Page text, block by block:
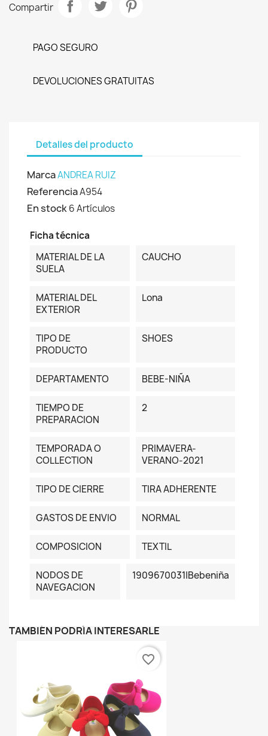
Compartir
PAGO SEGURO
DEVOLUCIONES GRATUITAS
Detalles del producto
MarcaANDREA RUIZ
ReferenciaA954
En stock6 Artículos
Ficha técnica
MATERIAL DE LA
SUELA
CAUCHO
MATERIAL DEL
EXTERIOR
Lona
TIPO DE
PRODUCTO
SHOES
DEPARTAMENTO BEBE-NIÑA
TIEMPO DE
PREPARACION
2
TEMPORADA O
COLLECTION
PRIMAVERA-
VERANO-2021
TIPO DE CIERRE TIRA ADHERENTE
GASTOS DE ENVIO NORMAL
COMPOSICION TEXTIL
NODOS DE
NAVEGACION
1909670031|bebeniña
TAMBIÉN PODRÍA INTERESARLE
favorite_border